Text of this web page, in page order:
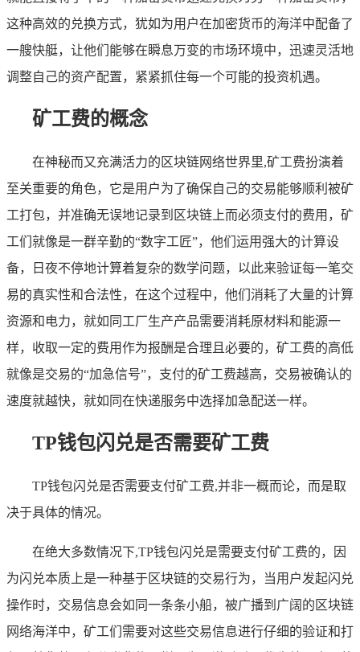
这种高效的兑换方式，犹如为用户在加密货币的海洋中配备了
一艘快艇，让他们能够在瞬息万变的市场环境中，迅速灵活地
调整自己的资产配置，紧紧抓住每一个可能的投资机遇。
矿工费的概念
在神秘而又充满活力的区块链网络世界里,矿工费扮演着
至关重要的角色，它是用户为了确保自己的交易能够顺利被矿
工打包，并准确无误地记录到区块链上而必须支付的费用，矿
工们就像是一群辛勤的“数字工匠”，他们运用强大的计算设
备，日夜不停地计算着复杂的数学问题，以此来验证每一笔交
易的真实性和合法性，在这个过程中，他们消耗了大量的计算
资源和电力，就如同工厂生产产品需要消耗原材料和能源一
样，收取一定的费用作为报酬是合理且必要的，矿工费的高低
就像是交易的“加急信号”，支付的矿工费越高，交易被确认的
速度就越快，就如同在快递服务中选择加急配送一样。
TP钱包闪兑是否需要矿工费
TP钱包闪兑是否需要支付矿工费,并非一概而论，而是取
决于具体的情况。
在绝大多数情况下,TP钱包闪兑是需要支付矿工费的，因
为闪兑本质上是一种基于区块链的交易行为，当用户发起闪兑
操作时，交易信息会如同一条条小船，被广播到广阔的区块链
网络海洋中，矿工们需要对这些交易信息进行仔细的验证和打